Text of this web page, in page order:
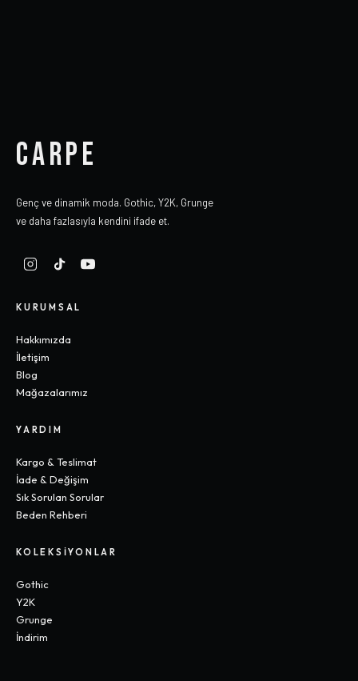
CARPE
Genç ve dinamik moda. Gothic, Y2K, Grunge
ve daha fazlasıyla kendini ifade et.
KURUMSAL
Hakkımızda
İletişim
Blog
Mağazalarımız
YARDIM
Kargo & Teslimat
İade & Değişim
Sık Sorulan Sorular
Beden Rehberi
KOLEKSIYONLAR
Gothic
Y2K
Grunge
İndirim